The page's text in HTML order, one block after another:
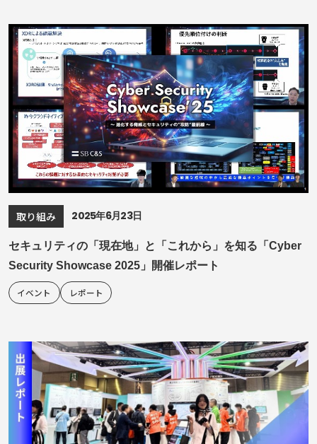
取り組み 2025年6月23日
セキュリティの「現在地」と「これから」を知る「Cyber
Security Showcase 2025」開催レポート
イベント レポート